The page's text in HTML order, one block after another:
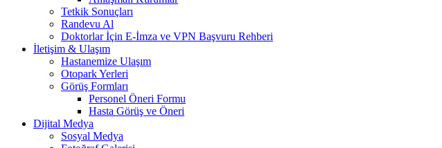
Tetkik Sonuçları
Randevu Al
Doktorlar İçin E-İmza ve VPN Başvuru Rehberi
İletişim & Ulaşım
Hastanemize Ulaşım
Otopark Yerleri
Görüş Formları
Personel Öneri Formu
Hasta Görüş ve Öneri
Dijital Medya
Sosyal Medya